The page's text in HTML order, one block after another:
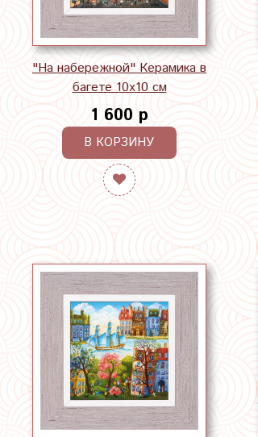
"На набережной" Керамика в
багете 10х10 см
1 600 р
В КОРЗИНУ